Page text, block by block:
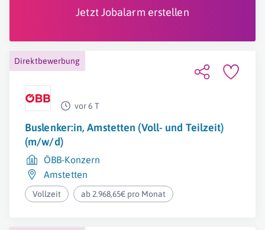
Jetzt Jobalarm erstellen
Direktbewerbung
vor 6 T
Buslenker:in, Amstetten (Voll- und Teilzeit)
(m/w/d)
ÖBB-Konzern
Amstetten
Vollzeit ab 2.968,65€ pro Monat